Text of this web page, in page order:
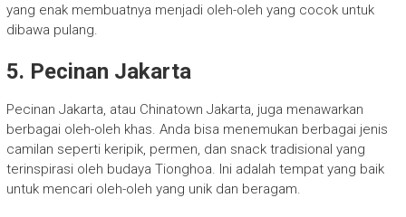
yang enak membuatnya menjadi oleh-oleh yang cocok untuk
dibawa pulang.
5. Pecinan Jakarta
Pecinan Jakarta, atau Chinatown Jakarta, juga menawarkan
berbagai oleh-oleh khas. Anda bisa menemukan berbagai jenis
camilan seperti keripik, permen, dan snack tradisional yang
terinspirasi oleh budaya Tionghoa. Ini adalah tempat yang baik
untuk mencari oleh-oleh yang unik dan beragam.